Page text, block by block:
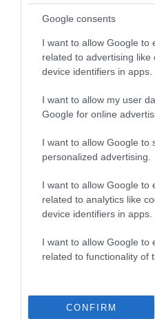
Google consents
I want to allow Google to
related to advertising like
device identifiers in apps.
I want to allow my user
Google for online
I want to allow Google to
personalized advertising.
I want to allow Google to
related to analytics like
device identifiers in apps.
I want to allow Google to
related to functionality of
CONFIRM
2026-08-08.
Csökkenti a vérnyomást, és